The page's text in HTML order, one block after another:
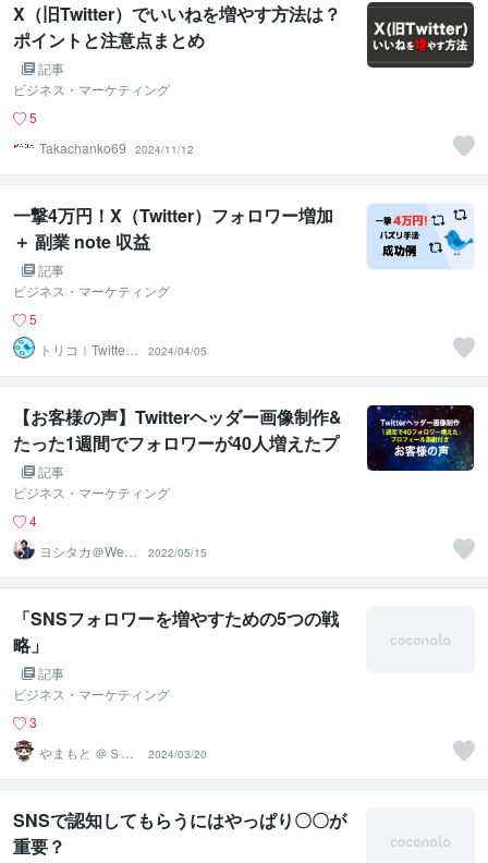
X（旧Twitter）でいいねを増やす方法は？
ポイントと注意点まとめ
記事
ビジネス・マーケティング
5
Takachanko69
2024/11/12
一撃4万円！X（Twitter）フォロワー増加
＋ 副業 note 収益
記事
ビジネス・マーケティング
5
トリコ｜Twitter
フォロワー集客
2024/04/05
【お客様の声】Twitterヘッダー画像制作&
たった1週間でフォロワーが40人増えたプ
ロフ添削
記事
ビジネス・マーケティング
4
ヨシタカ＠Web
集客デザイナー
2022/05/15
「SNSフォロワーを増やすための5つの戦
略」
記事
ビジネス・マーケティング
3
やまもと ＠ＳＮ
Ｓプロデュース
2024/03/20
SNSで認知してもらうにはやっぱり〇〇が
重要？